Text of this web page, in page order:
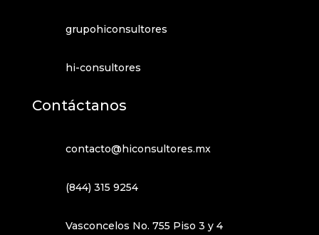
grupohiconsultores
hi-consultores
Contáctanos
contacto@hiconsultores.mx
(844) 315 9254
Vasconcelos No. 755 Piso 3 y 4